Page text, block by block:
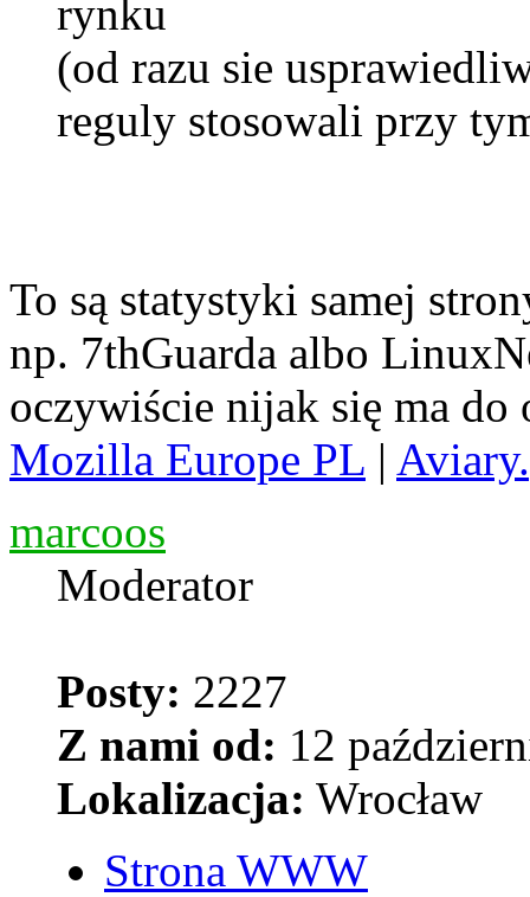
rynku
(od razu sie
reguly stosowali przy
To są statystyki samej
np. 7thGuarda albo
oczywiście nijak się ma do
Mozilla Europe PL |
marcoos
Moderator
Posty: 2227
Z nami od: 12
Lokalizacja: Wrocław
Strona WWW